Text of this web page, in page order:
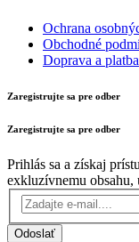
Ochrana
Obchodné
Doprava a platba
Zaregistrujte sa pre odber
Zaregistrujte sa pre odber
Prihlás sa a získaj
exkluzívnemu obsahu,
Odoslať